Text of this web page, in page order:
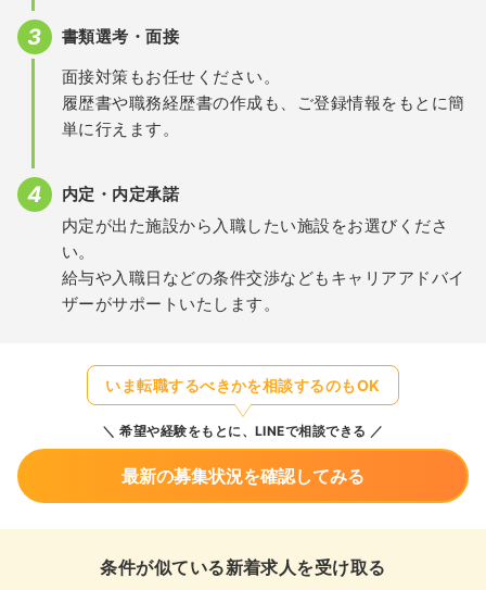
書類選考・面接
面接対策もお任せください。
履歴書や職務経歴書の作成も、ご登録情報をもとに簡
単に行えます。
内定・内定承諾
内定が出た施設から入職したい施設をお選びくださ
い。
給与や入職日などの条件交渉などもキャリアアドバイ
ザーがサポートいたします。
いま転職するべきかを相談するのもOK
希望や経験をもとに、LINEで相談できる
最新の募集状況を確認してみる
条件が似ている新着求人を受け取る